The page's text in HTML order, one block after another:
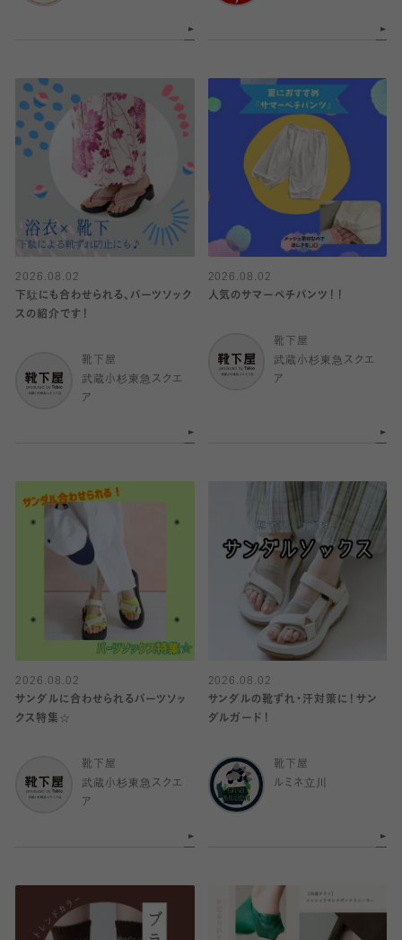
2026.08.02
下駄にも合わせられる、パーツソック
スの紹介です！
靴下屋
武蔵小杉東急スクエ
ア
2026.08.02
人気のサマーペチパンツ！！
靴下屋
武蔵小杉東急スクエ
ア
2026.08.02
サンダルに合わせられるパーツソッ
クス特集☆
靴下屋
武蔵小杉東急スクエ
ア
2026.08.02
サンダルの靴ずれ・汗対策に！サン
ダルガード！
靴下屋
ルミネ立川